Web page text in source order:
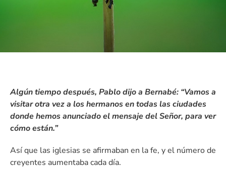
Algún tiempo después, Pablo dijo a Bernabé: “Vamos a
visitar otra vez a los hermanos en todas las ciudades
donde hemos anunciado el mensaje del Señor, para ver
cómo están.”
Así que las iglesias se afirmaban en la fe, y el número de
creyentes aumentaba cada día.